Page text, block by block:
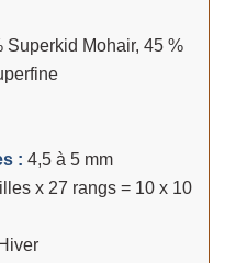
Superkid Mohair, 45 %
: 4,5 à 5 mm
x 27 rangs = 10 x 10